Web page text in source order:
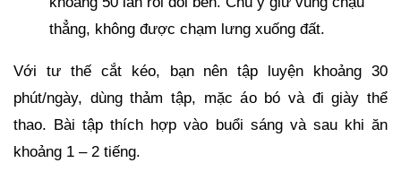
thẳng, không được chạm lưng xuống đất.
Với tư thế cắt kéo, bạn nên tập luyện khoảng 30
phút/ngày, dùng thảm tập, mặc áo bó và đi giày thể
thao. Bài tập thích hợp vào buổi sáng và sau khi ăn
khoảng 1 – 2 tiếng.